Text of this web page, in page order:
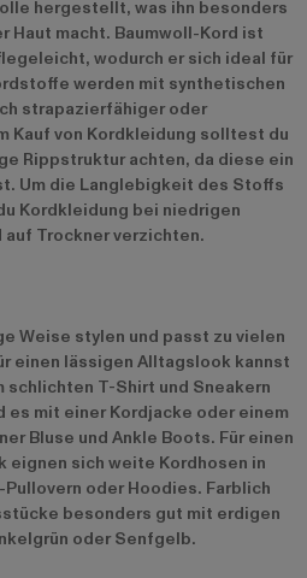
hergestellt, was ihn besonders
Haut macht. Baumwoll-Kord ist
wodurch er sich ideal für
werden mit synthetischen
strapazierfähiger oder
Kauf von Kordkleidung solltest du
Rippstruktur achten, da diese ein
Um die Langlebigkeit des Stoffs
Kordkleidung bei niedrigen
auf Trockner verzichten.
Weise stylen und passt zu vielen
einen lässigen Alltagslook kannst
schlichten T-Shirt und Sneakern
es mit einer Kordjacke oder einem
Bluse und Ankle Boots. Für einen
sich weite Kordhosen in
oder Hoodies. Farblich
besonders gut mit erdigen
oder Senfgelb.